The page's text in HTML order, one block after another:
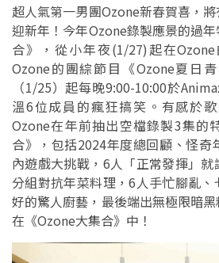
超人氣第一男團Ozone新春賀喜，
迎新年！今年Ozone錄製應景的過
合》，從小年夜(1/27)起在
Ozone的團綜節目《Ozone夏日
（1/25）起每晚9:00-10:00於
溫6位成員的瘋狂搞笑。有感於
Ozone在年前抽出空檔錄製3集的
合》，包括2024年度總回顧、怪奇
內遊戲大挑戰，6人「正常發揮」
分組對抗年菜料理，6人手忙腳亂
好的驚人廚藝，最後端出無極限暗
在《Ozone大集合》中！